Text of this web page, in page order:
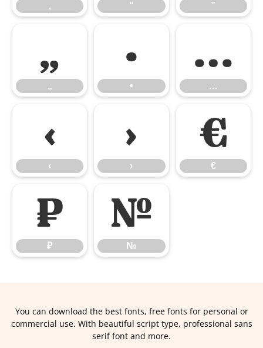
‚ “ ”
„
„
•
•
…
…
‹
‹
›
›
€
€
₽
₽
№
№
You can download the best fonts, free fonts for personal or
commercial use. With beautiful script type, professional sans
serif font and more.